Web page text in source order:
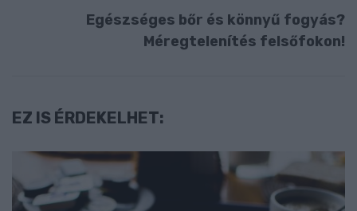
Egészséges bőr és könnyű fogyás?
Méregtelenítés felsőfokon!
EZ IS ÉRDEKELHET: